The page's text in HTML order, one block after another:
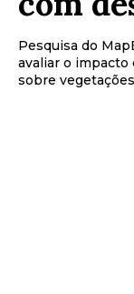
Pesquisa do
avaliar o impacto
sobre